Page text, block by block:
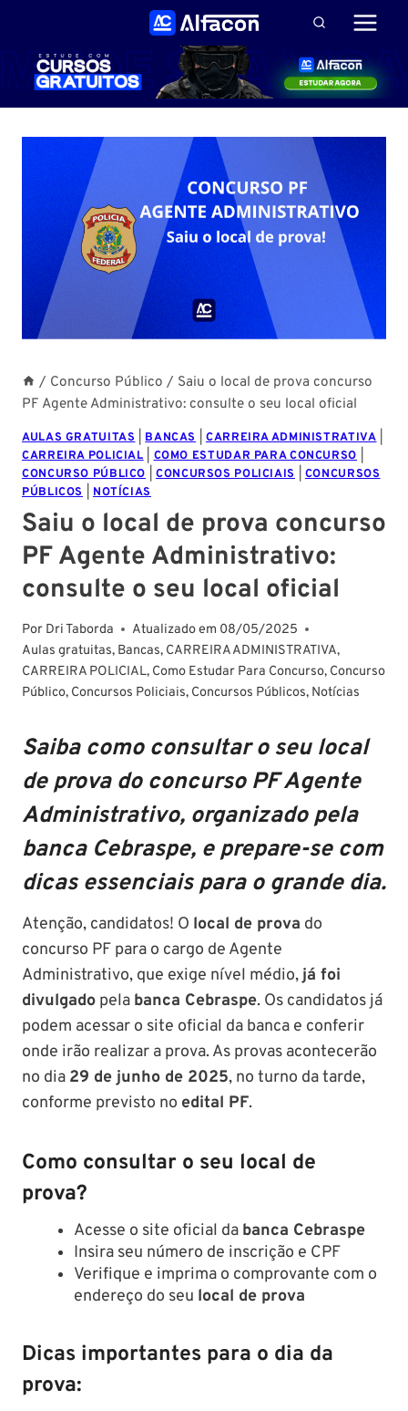
Conteúdo
/ Concurso Público / Saiu o local de prova concurso
PF Agente Administrativo: consulte o seu local oficial
AULAS GRATUITAS|BANCAS|CARREIRA ADMINISTRATIVA|
CARREIRA POLICIAL|COMO ESTUDAR PARA CONCURSO
CONCURSO PÚBLICO
CONCURSOS POLICIAIS|CONCURSOS
PÚBLICOS
NOTÍCIAS
Saiu o local de prova concurso
PF Agente Administrativo:
consulte o seu local oficial
Por Dri Taborda Atualizado em 08/05/2025
Aulas gratuitas, Bancas, CARREIRA ADMINISTRATIVA,
CARREIRA POLICIAL, Como Estudar Para Concurso, Concurso
Público, Concursos Policiais, Concursos Públicos, Notícias
Saiba como consultar o seu local
de prova do concurso PF Agente
Administrativo, organizado pela
banca Cebraspe, e prepare-se com
dicas essenciais para o grande dia.
Atenção, candidatos! O local de prova do
concurso PF para o cargo de Agente
Administrativo, que exige nível médio,já foi
divulgado pela banca Cebraspe. Os candidatos já
podem acessar o site oficial da banca e conferir
onde irão realizar a prova. As provas acontecerão
no dia 29 de junho de 2025, no turno da tarde,
conforme previsto no edital PF.
Como consultar o seu local de
prova?
Acesse o site oficial da banca Cebraspe
Insira seu número de inscrição e CPF
Verifique e imprima o comprovante com o
endereço do seu local de prova
Dicas importantes para o dia da
prova: